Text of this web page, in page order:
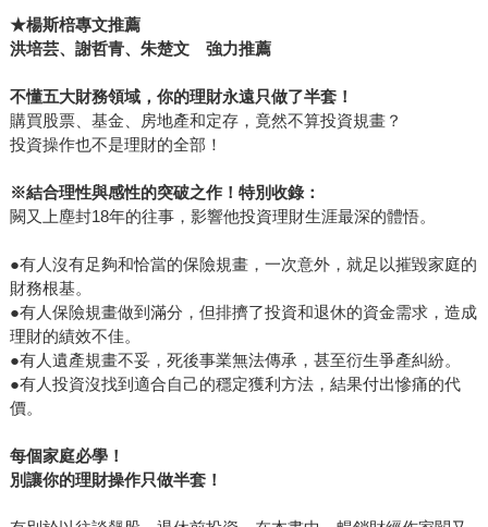
★楊斯棓專文推薦
洪培芸、謝哲青、朱楚文 強力推薦
不懂五大財務領域，你的理財永遠只做了半套！
購買股票、基金、房地產和定存，竟然不算投資規畫？
投資操作也不是理財的全部！
※結合理性與感性的突破之作！特別收錄：
闕又上塵封18年的往事，影響他投資理財生涯最深的體悟。
●有人沒有足夠和恰當的保險規畫，一次意外，就足以摧毀家庭的
財務根基。
●有人保險規畫做到滿分，但排擠了投資和退休的資金需求，造成
理財的績效不佳。
●有人遺產規畫不妥，死後事業無法傳承，甚至衍生爭產糾紛。
●有人投資沒找到適合自己的穩定獲利方法，結果付出慘痛的代
價。
每個家庭必學！
別讓你的理財操作只做半套！